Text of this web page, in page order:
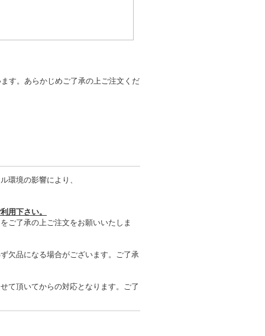
す。あらかじめご了承の上ご注文くだ
環境の影響により、
用下さい。
ご了承の上ご注文をお願いいたしま
欠品になる場合がございます。ご了承
て頂いてからの対応となります。ご了